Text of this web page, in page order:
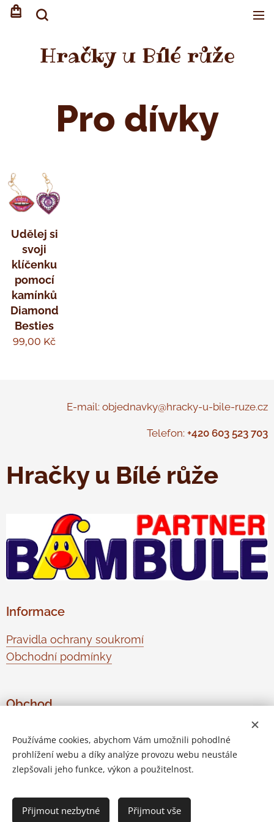
Hračky u Bílé růže
Pro dívky
Udělej si
svoji
klíčenku
pomocí
kamínků
Diamond
Besties
99,00 Kč
E-mail: objednavky@hracky-u-bile-ruze.cz
Telefon: +420 603 523 703
Hračky u Bílé růže
Informace
Pravidla ochrany soukromí
Obchodní podmínky
Obchod
Kontaktujte nás
Odstoupení od smlouvy
Vytvořeno službou Webnode Cookies
Používáme cookies, abychom Vám umožnili pohodlné
prohlížení webu a díky analýze provozu webu neustále
zlepšovali jeho funkce, výkon a použitelnost.
Přijmout nezbytné Přijmout vše